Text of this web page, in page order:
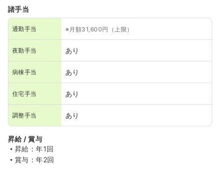
諸手当
通勤手当 ※月額31,600円（上限）
夜勤手当 あり
病棟手当 あり
住宅手当 あり
調整手当 あり
昇給 / 賞与
昇給：年1回
賞与：年2回